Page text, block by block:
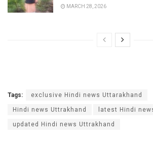
MARCH 28, 2026
Tags: exclusive Hindi news Uttarakhand
Hindi news Uttrakhand latest Hindi
updated Hindi news Uttrakhand